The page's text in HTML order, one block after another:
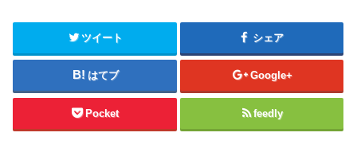
ツイート シェア
はてブ Google+
Pocket feedly